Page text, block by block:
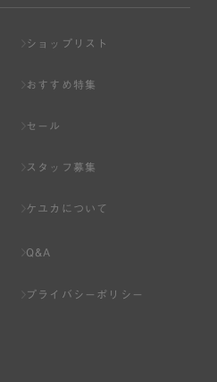
ショップリスト
おすすめ特集
セール
スタッフ募集
ケユカについて
Q&A
プライバシーポリシー